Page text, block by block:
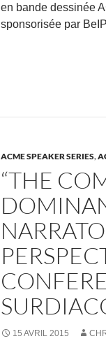
en bande dessinée
sponsorisée par
ACME SPEAKER SERIES,
“THE
15 AVRIL 2015